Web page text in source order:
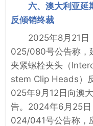
六、澳大利亚延
反倾销终裁
2025年8月21日
025/080号公告称，
夹紧螺栓夹头（
stem Clip Heads）
025年9月12日向澳
告。2024年6月25日
024/041号公告称，